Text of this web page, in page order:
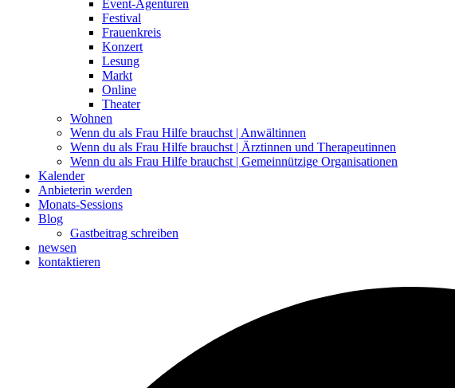
Event-Agenturen
Festival
Frauenkreis
Konzert
Lesung
Markt
Online
Theater
Wohnen
Wenn du als Frau Hilfe brauchst | Anwältinnen
Wenn du als Frau Hilfe brauchst | Ärztinnen und Therapeutinnen
Wenn du als Frau Hilfe brauchst | Gemeinnützige Organisationen
Kalender
Anbieterin werden
Monats-Sessions
Blog
Gastbeitrag schreiben
newsen
kontaktieren